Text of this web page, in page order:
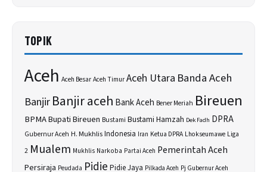
TOPIK
Aceh Aceh BesarAceh TimurAceh Utara Banda Aceh
BanjirBanjir aceh Bank Aceh Bener Meriah Bireuen
BPMABupati Bireuen Bustami Bustami Hamzah Dek Fadh DPRA
Gubernur Aceh H. MukhlisIndonesia Iran Ketua DPRA Lhokseumawe Liga
2 Mualem Mukhlis Narkoba Partai Aceh Pemerintah Aceh
Persiraja Peudada Pidie Pidie Jaya Pilkada Aceh Pj Gubernur Aceh